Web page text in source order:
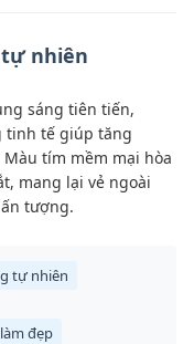
nhiên
sáng tiên tiến,
tinh tế giúp tăng
tím mềm mại hòa
mang lại vẻ ngoài
tượng.
tự nhiên
đẹp